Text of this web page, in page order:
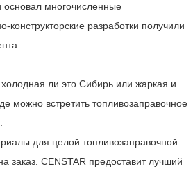
основал многочисленные
конструкторские разработки получили
холодная ли это Сибирь или жаркая и
можно встретить топливозаправочное
для целой топливозаправочной
заказ. CENSTAR предоставит лучший